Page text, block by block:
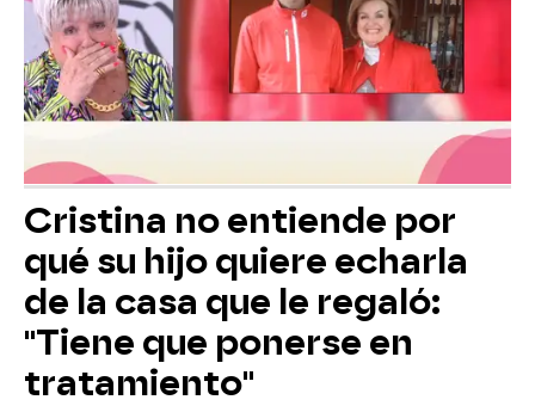
Cristina no entiende por
qué su hijo quiere echarla
de la casa que le regaló:
"Tiene que ponerse en
tratamiento"